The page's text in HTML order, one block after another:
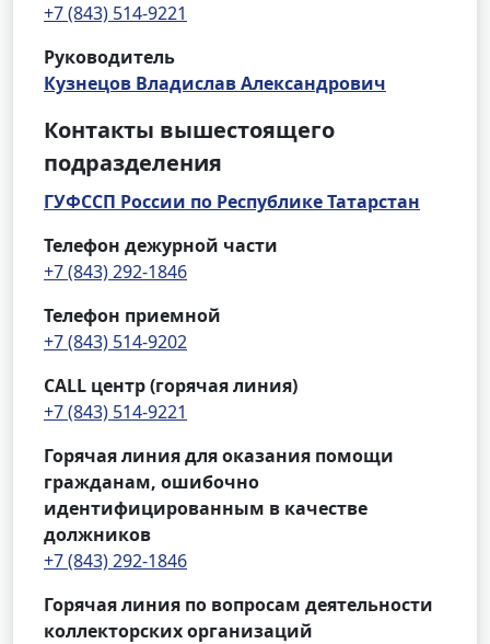
+7 (843) 514-9221
Руководитель
Кузнецов Владислав Александрович
Контакты вышестоящего
подразделения
ГУФССП России по Республике Татарстан
Телефон дежурной части
+7 (843) 292-1846
Телефон приемной
+7 (843) 514-9202
CALL центр (горячая линия)
+7 (843) 514-9221
Горячая линия для оказания помощи
гражданам, ошибочно
идентифицированным в качестве
должников
+7 (843) 292-1846
Горячая линия по вопросам деятельности
коллекторских организаций